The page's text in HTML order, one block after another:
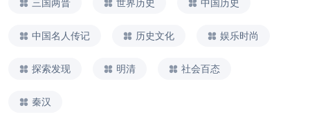
中国名人传记 历史文化 娱乐时尚
探索发现 明清 社会百态
秦汉